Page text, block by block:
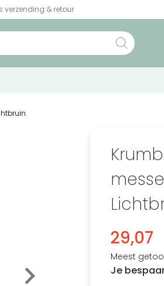
verzending & retour
29,07
Meest
Je